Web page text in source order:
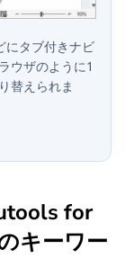
タブ付きナビ
ウザのように1
替えられま
for
キーワー